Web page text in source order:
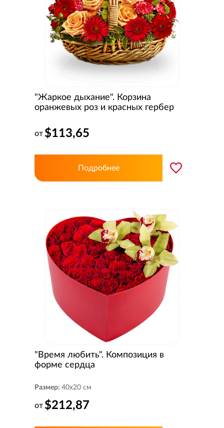
"Жаркое дыхание". Корзина
оранжевых роз и красных гербер
от $113,65
Подробнее
"Время любить". Композиция в
форме сердца
Размер: 40x20 см
от $212,87